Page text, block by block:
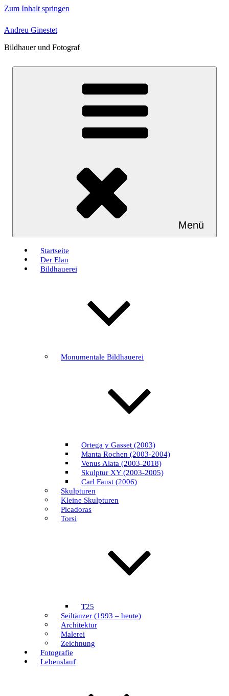
Zum Inhalt springen
Andreu Ginestet
Bildhauer und Fotograf
Menü
Startseite
Der Elan
Bildhauerei
Monumentale Bildhauerei
Ortega y Gasset (2003)
Manta Rochen (2003-2004)
Venus Alata (2003-2018)
Skulptur XY (2003-2005)
Carl Faust (2006)
Skulpturen
Kleine Skulpturen
Picadoras
Torsi
T25
Seiltänzer (1993 – heute)
Architektur
Malerei
Zeichnung
Fotografie
Lebenslauf